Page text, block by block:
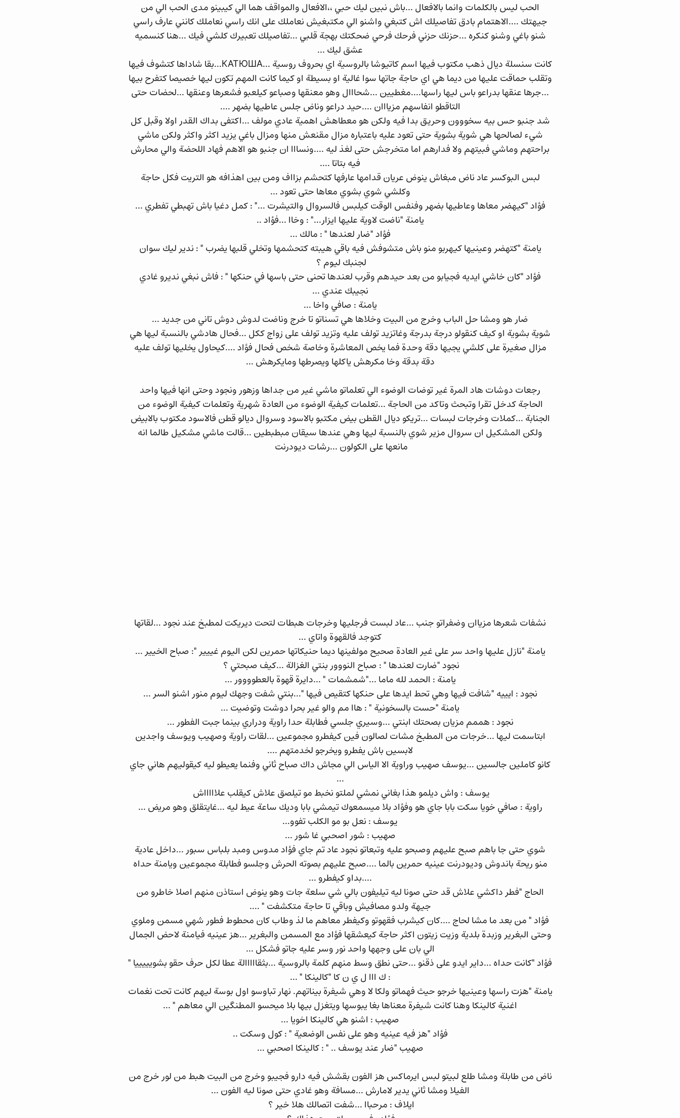
الحب ليس بالكلمات وانما بالافعال ...باش نبين ليك حبي ،،الافعال والمواقف هما الي كيبينو مدى الحب الي من
جيهتك ....الاهتمام بادق تفاصيلك اش كتبغي واشنو الي مكتبغيش نعاملك على انك راسي نعاملك كانني عارف راسي
شنو باغي وشنو كنكره ...حزنك حزني فرحك فرحي ضحكتك بهجة قلبي ...تفاصيلك تعبيرك كلشي فيك ...هنا كنسميه
عشق ليك ...
كانت سنسلة ديال ذهب مكتوب فيها اسم كاتيوشا بالروسية اي بحروف روسية ...КАТЮША...بقا شاداها كتشوف فيها
وتقلب حماقت عليها من ديما هي اي حاجة جاتها سوا غالية او بسيطة او كيما كانت المهم تكون ليها خصيصا كتفرح بيها
...جرها عنقها بدراعو باس ليها راسها....مغطيين ...شحااال وهو معنقها وصباعو كيلعبو فشعرها وعنقها ...لحضات حتى
التاقطو انفاسهم مزيااان ....حيد دراعو وناض جلس عاطيها بضهر ....
شد جنبو حس بيه سخووون وحريق بدا فيه ولكن هو معطاهش اهمية عادي مولف ...اكتفى بداك القدر اولا وقبل كل
شيء لصالحها هي شوية بشوية حتى تعود عليه باعتباره مزال مقنعش منها ومزال باغي يزيد اكثر واكثر ولكن ماشي
براحتهم وماشي فبيتهم ولا فدارهم اما متخرجش حتى لغذ ليه ....ونسااا ان جنبو هو الاهم فهاد اللحضة والي محارش
فيه بتاتا ....
لبس البوكسر عاد ناض مبغاش ينوض عريان قدامها عارفها كتحشم بزااف ومن بين اهذافه هو التريت فكل حاجة
وكلشي شوي بشوي معاها حتى تعود ...
فؤاد "كيهضر معاها وعاطيها بضهر وفنفس الوقت كيلبس فالسروال والتيشرت ..." : كمل دغيا باش تهبطي تفطري ...
يامنة "ناضت لاوية عليها ايزار..." : وخاا ...فؤاد ..
فؤاد "ضار لعندها " : مالك ...
يامنة "كتهضر وعينيها كيهربو منو باش متشوفش فيه باقي هيبته كتحشمها وتخلي قلبها يضرب " : ندير ليك سوان
لجنبك ليوم ؟
فؤاد "كان خاشي ايديه فجيابو من بعد حيدهم وقرب لعندها تحنى حتى باسها في حنكها " : فاش نبغي نديرو غادي
نجيبك عندي ...
يامنة : صافي واخا ...
ضار هو ومشا حل الباب وخرج من البيت وخلاها هي تسناتو تا خرج وناضت لدوش دوش تاني من جديد ...
شوية بشوية او كيف كنقولو درجة بدرجة وغاتزيد تولف عليه وتزيد تولف على زواج ككل ...فحال هادشي بالنسبة ليها هي
مزال صغيرة على كلشي يجيها دقة وحدة فما يخص المعاشرة وخاصة شخص فحال فؤاد ....كيحاول يخليها تولف عليه
دقة بدقة وخا مكرهش ياكلها ويصرطها ومايكرهش ...
رجعات دوشات هاد المرة غير توضات الوضوء الي تعلماتو ماشي غير من جداها وزهور ونجود وحتى انها فيها واحد
الحاجة كدخل تقرا وتبحث وتاكد من الحاجة ...تعلمات كيفية الوضوء من العادة شهرية وتعلمات كيفية الوضوء من
الجنابة ...كملات وخرجات لبسات ...تريكو ديال القطن بيض مكتبو بالاسود وسروال ديالو قطن فالاسود مكتوب بالابيض
ولكن المشكيل ان سروال مزير شوي بالنسبة ليها وهي عندها سيقان مبطبطين ...قالت ماشي مشكيل طالما انه
مانعها على الكولون ...رشات ديودرنت
نشفات شعرها مزياان وضفراتو جنب ...عاد لبست فرجليها وخرجات هبطات لتحت ديريكت لمطبخ عند نجود ...لقاتها
كتوجد فالقهوة واتاي ...
يامنة "نازل عليها واحد سر على غير العادة صحيح مولفينها ديما حنيكاتها حمرين لكن اليوم غييير ": صباح الخيير ...
نجود "ضارت لعندها " : صباح النووور بنتي الغزالة ...كيف صبحتي ؟
يامنة : الحمد لله ماما ..."شمشمات " ...دايرة قهوة بالعطوووور ...
نجود : ايييه "شافت فيها وهي تحط ايدها على حنكها كتقيص فيها "...بنتي شفت وجهك ليوم منور اشنو السر ...
يامنة "حست بالسخونية " : هاا مم والو غير بحرا دوشت وتوضيت ...
نجود : هممم مزيان بصحتك ابنتي ...وسيري جلسي فطابلة حدا راوية ودراري بينما جبت الفطور ...
ابتاسمت ليها ...خرجات من المطبخ مشات لصالون فين كيفطرو مجموعين ...لقات راوية وصهيب ويوسف واجدين
لابسين باش يفطرو ويخرجو لخدمتهم ....
كانو كاملين جالسين ...يوسف صهيب وراوية الا الياس الي مجاش داك صباح ثاني وفنما يعيطو ليه كيقوليهم هاني جاي
...
يوسف : واش ديلمو هذا بغاني نمشي لملتو نخبط مو تيلصق علاش كيقلب علاااااش
راوية : صافي خويا سكت بابا جاي هو وفؤاد بلا ميسمعوك تيمشي بابا وديك ساعة عيط ليه ...غايتقلق وهو مريض ...
يوسف : نعل بو مو الكلب تفوو...
صهيب : شور اصحبي غا شور ...
شوي حتى جا باهم صبح عليهم وصبحو عليه وتبعاتو نجود عاد تم جاي فؤاد مدوس ومبد بلباس سبور ...داخل عادية
منو ريحة باندوش وديودرنت عينيه حمرين بالما ....صبح عليهم بصوته الحرش وجلسو فطابلة مجموعين ويامنة حداه
....بداو كيفطرو ...
الحاج "فطر داكشي علاش قد حتى صونا ليه تيليفون بالي شي سلعة جات وهو ينوض استاذن منهم اصلا خاطرو من
جيهة ولدو مصافيش وباقي تا حاجة متكشفت " ....
فؤاد " من بعد ما مشا لحاج ....كان كيشرب فقهوتو وكيفطر معاهم ما لذ وطاب كان محطوط فطور شهي مسمن وملوي
وحتى البغرير وزبدة بلدية وزيت زيتون اكثر حاجة كيعشقها فؤاد مع المسمن والبغرير ...هز عينيه فيامنة لاحض الجمال
الي بان على وجهها واحد نور وسر عليه جاتو فشكل ...
فؤاد "كانت حداه ...داير ايدو على ذقنو ...حتى نطق وسط منهم كلمة بالروسية ...بثقااااالة عطا لكل حرف حقو بشويييييا "
: ك ااا ل ي ن كا "كالينكا " ...
يامنة "هزت راسها وعينيها خرجو حيث فهماتو ولكا لا وهي شيفرة بيناتهم. نهار تباوسو اول بوسة ليهم كانت تحت نغمات
اغنية كالينكا وهنا كانت شيفرة معناها بغا يبوسها ويتغزل بيها بلا ميحسو المطنگين الي معاهم " ...
صهيب : اشنو هي كالينكا اخويا ...
فؤاد "هز فيه عينيه وهو على نفس الوضعية " : كول وسكت ..
صهيب "ضار عند يوسف .. " : كالينكا اصحبي ...
ناض من طابلة ومشا طلع لبيتو لبس ايرماكس هز الفون بقشش فيه دارو فجيبو وخرج من البيت هبط من لور خرج من
الفيلا ومشا ثاني يدير لامارش ...مسافة وهو غادي حتى صونا ليه الفون ...
ايلاف : مرحباا ...شفت اتصالك هلا خير ؟